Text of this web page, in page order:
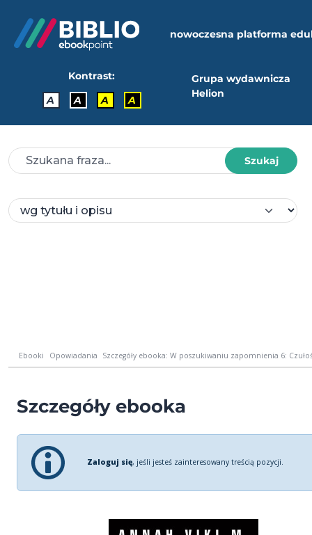
nowoczesna platforma
Kontrast:
A
A A A
Grupa wydawnicza
Helion
Szukaj
Ebooki Opowiadania Szczegóły ebooka: W poszukiwaniu zapomnienia 6:
Szczegóły ebooka
Zaloguj się, jeśli jesteś zainteresowany treścią pozycji.